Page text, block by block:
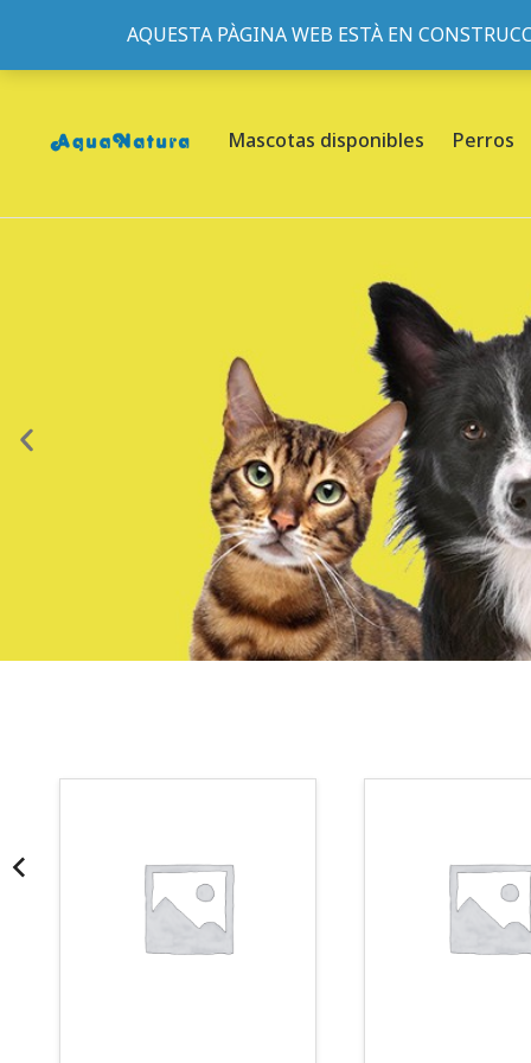
AQUESTA PÀGINA WEB ESTÀ EN
933095977-933152057-933103463- C/ de Roger de
Mascotas disponibles Perros
¡Somos Aquanatura!